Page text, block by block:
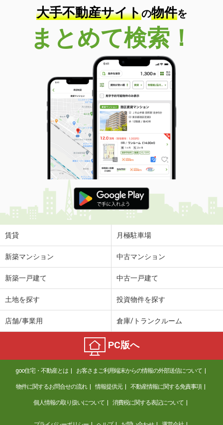
間取り
2LDK
長野県長野市大字南長池
価 格
5.50万円
長野県長野市大字南長池
25m²
間取り
1K
長野県松本市村井町南４丁目
価 格
7.95万円
住 所
長野県松本市村井町南４丁目
専有面積 47.98m²
間取り
1LDK
長野県塩尻市大字広丘吉田
価 格
10.60万円
住 所
長野県塩尻市大字広丘吉田
専有面積
長野県上田市生田
5.50万円
長野県長野市川中島町原
6.30万円
住 所
長野県長野市川中島町原
専有面積 45.42m²
間取り
1LDK
長野県長野市大字稲葉日詰
大手不動産サイトの物件を
まとめて検索！
賃貸 月極駐車場
新築マンション 中古マンション
新築一戸建て 中古一戸建て
土地を探す 投資物件を探す
店舗/事業用 倉庫/トランクルーム
PC版へ
goo住宅・不動産とは お客さまご利用端末からの情報の外部送信について
物件に関するお問合せの流れ 情報提供元 不動産情報に関する免責事項
個人情報の取り扱いについて 消費税に関する表記について